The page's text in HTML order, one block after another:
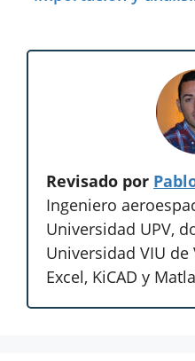
Revisado por
Ingeniero
Universidad UPV,
Universidad VIU
Excel, KiCAD y